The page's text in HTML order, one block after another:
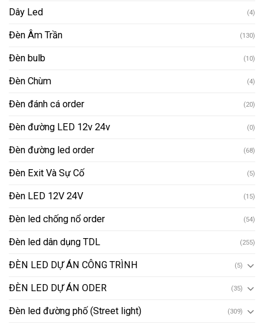
Dây Led (4)
Đèn Âm Trần (130)
Đèn bulb (10)
Đèn Chùm (4)
Đèn đánh cá order (20)
Đèn đường LED 12v 24v (0)
Đèn đường led order (68)
Đèn Exit Và Sự Cố (5)
Đèn LED 12V 24V (15)
Đèn led chống nổ order (54)
Đèn led dân dụng TDL (255)
ĐÈN LED DỰ ÁN CÔNG TRÌNH (5)
ĐÈN LED DỰ ÁN ODER (35)
Đèn led đường phố (Street light) (309)